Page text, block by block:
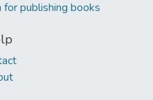
publishing books